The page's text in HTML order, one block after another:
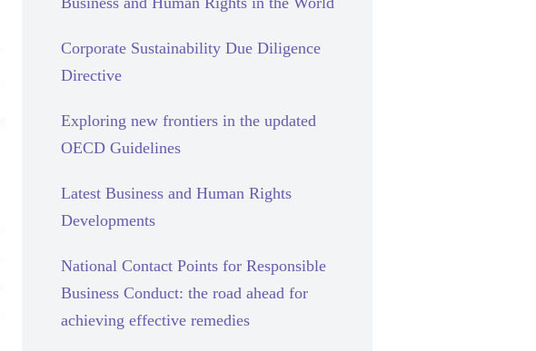
Corporate Sustainability Due Diligence
Directive
Exploring new frontiers in the updated
OECD Guidelines
Latest Business and Human Rights
Developments
National Contact Points for Responsible
Business Conduct: the road ahead for
achieving effective remedies